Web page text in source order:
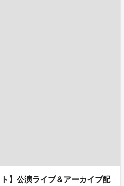
】公演ライブ＆アーカイブ配